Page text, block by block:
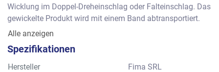
Wicklung im Doppel-Dreheinschlag oder Falteinschlag. Das
gewickelte Produkt wird mit einem Band abtransportiert.
Leistung:
- ca. 8 bis 50 mm Breite – 15 bis 100 mm Länge und 4 bis
45 mm Höhe. Bei einem Würfel 19 x 19 x 19 mm.
Alle anzeigen
Spezifikationen
Hersteller
Fima SRL